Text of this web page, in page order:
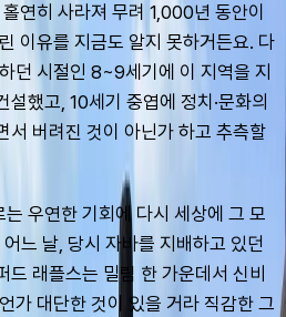
연히 사라져 무려 1,000년 동안이
이유를 지금도 알지 못하거든요. 다
던 시절인 8~9세기에 이 지역을 지
했고, 10세기 중엽에 정치·문화의
서 버려진 것이 아닌가 하고 추측할
우연한 기회에 다시 세상에 그 모
느 날, 당시 자바를 지배하고 있던
래플스는 밀림 한 가운데서 신비
가 대단한 것이 있을 거라 직감한 그